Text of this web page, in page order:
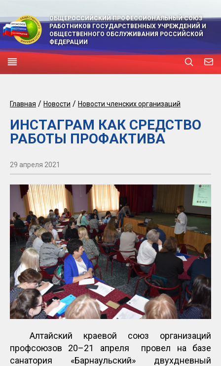
ОБЩЕРОССИЙСКИЙ ПРОФЕССИОНАЛЬНЫЙ СОЮЗ
РАБОТНИКОВ ГОСУДАРСТВЕННЫХ УЧРЕЖДЕНИЙ И
ОБЩЕСТВЕННОГО ОБСЛУЖИВАНИЯ РОССИЙСКОЙ
ФЕДЕРАЦИИ
Главная / Новости / Новости членских организаций
ИНСТАГРАМ КАК СРЕДСТВО
РАБОТЫ ПРОФАКТИВА
29 апреля 2021
Алтайский краевой союз организаций
профсоюзов 20–21 апреля провел на базе
санатория «Барнаульский» двухдневный